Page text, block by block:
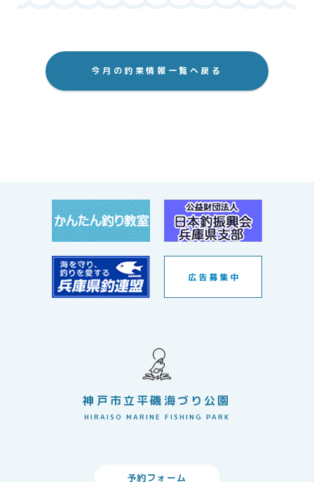
今月の釣果情報一覧へ戻る
神戸市立平磯海づり公園
HIRAISO MARINE FISHING PARK
予約フォーム